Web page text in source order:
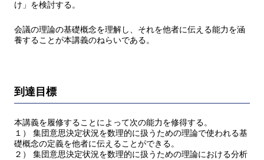
け」を検討する。
会議の理論の基礎概念を理解し、それを他者に伝える能力を涵
養することが本講義のねらいである。
到達目標
本講義を履修することによって次の能力を修得する。
１） 集団意思決定状況を数理的に扱うための理論で使われる基
礎概念の定義を他者に伝えることができる。
２） 集団意思決定状況を数理的に扱うための理論における分析